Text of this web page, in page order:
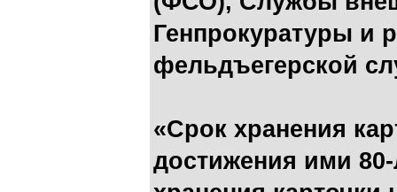
Генпрокуратуры и
фельдъегерской
«Срок хранения
достижения ими